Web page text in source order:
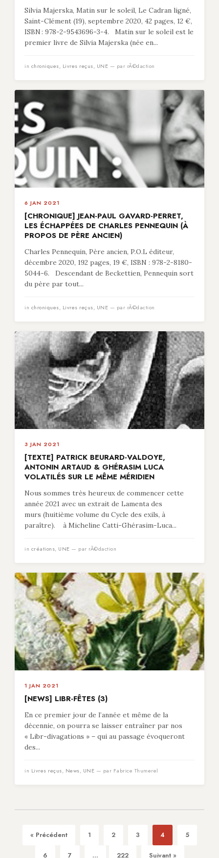
Silvia Majerska, Matin sur le soleil, Le Cadran ligné,
Saint-Clément (19), septembre 2020, 42 pages, 12 €,
ISBN : 978-2-9543696-3-4. Matin sur le soleil est le
premier livre de Silvia Majerska (née en...
in chroniques, Livres reçus, UNE — par rÃ©daction
6 JAN 2021
[CHRONIQUE] JEAN-PAUL GAVARD-PERRET,
LES ÉCHAPPÉES DE CHARLES PENNEQUIN (À
PROPOS DE PÈRE ANCIEN)
Charles Pennequin, Père ancien, P.O.L éditeur,
décembre 2020, 192 pages, 19 €, ISBN : 978-2-8180-
5044-6. Descendant de Beckettien, Pennequin sort
du père par tout...
in chroniques, Livres reçus, UNE — par rÃ©daction
3 JAN 2021
[TEXTE] PATRICK BEURARD-VALDOYE,
ANTONIN ARTAUD & GHÉRASIM LUCA
VOLATILÉS SUR LE MÊME MÉRIDIEN
Nous sommes très heureux de commencer cette
année 2021 avec un extrait de Lamenta des
murs (huitième volume du Cycle des exils, à
paraître). à Micheline Catti-Ghérasim-Luca...
in créations, UNE — par rÃ©daction
1 JAN 2021
[NEWS] LIBR-FÊTES (3)
En ce premier jour de l’année et même de la
décennie, on pourra se laisser entraîner par nos
« Libr-divagations » – qui au passage évoqueront
des...
in Livres reçus, News, UNE — par Fabrice Thumerel
« Précédent 1 2 3 4 5
6 7 ... 222 Suivant »